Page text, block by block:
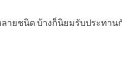
ยชนิด บ้างก็นิยมรับประทาน